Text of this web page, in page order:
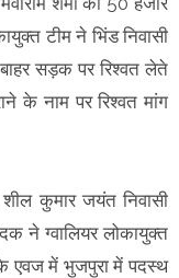
टीम ने भिंड निवासी
सड़क पर रिश्वत लेते
के नाम पर रिश्वत मांग
कुमार जयंत निवासी
ने ग्वालियर लोकायुक्त
एवज में भुजपुरा में पदस्थ